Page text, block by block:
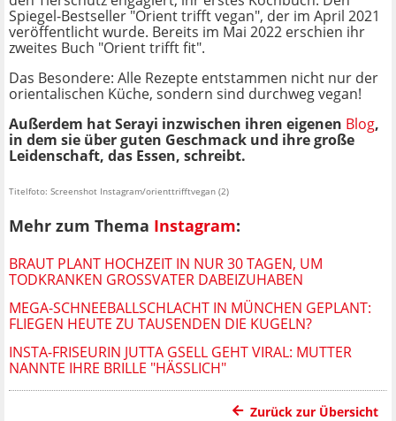
Spiegel-Bestseller "Orient trifft vegan", der im April 2021
veröffentlicht wurde. Bereits im Mai 2022 erschien ihr
zweites Buch "Orient trifft fit".
Das Besondere: Alle Rezepte entstammen nicht nur der
orientalischen Küche, sondern sind durchweg vegan!
Außerdem hat Serayi inzwischen ihren eigenen Blog,
in dem sie über guten Geschmack und ihre große
Leidenschaft, das Essen, schreibt.
Titelfoto: Screenshot Instagram/orienttrifftvegan (2)
Mehr zum Thema Instagram:
BRAUT PLANT HOCHZEIT IN NUR 30 TAGEN, UM
TODKRANKEN GROSSVATER DABEIZUHABEN
MEGA-SCHNEEBALLSCHLACHT IN MÜNCHEN GEPLANT:
FLIEGEN HEUTE ZU TAUSENDEN DIE KUGELN?
INSTA-FRISEURIN JUTTA GSELL GEHT VIRAL: MUTTER
NANNTE IHRE BRILLE "HÄSSLICH"
Zurück zur Übersicht